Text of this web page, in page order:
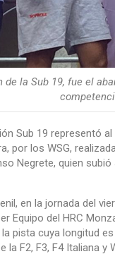
de la Sub 19, fue el
Sub 19 representó
por los WSG,
Negrete, quien
en la jornada del
Equipo del HRC
pista cuya longitud
la F2, F3, F4 Italiana y